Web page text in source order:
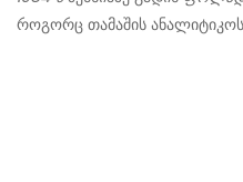
როგორც თამაშის